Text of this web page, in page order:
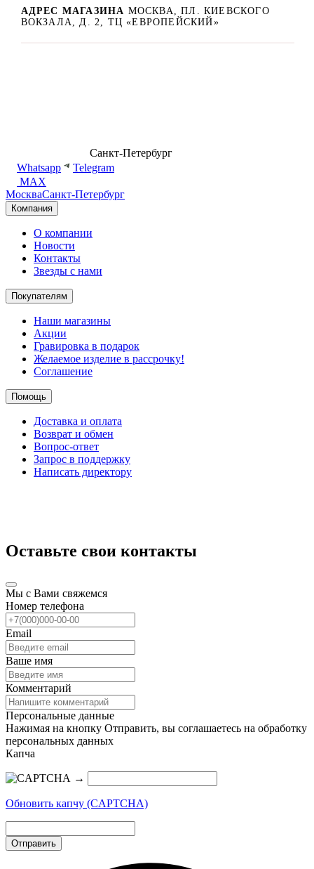
АДРЕС МАГАЗИНА МОСКВА, ПЛ. КИЕВСКОГО
ВОКЗАЛА, Д. 2, ТЦ «ЕВРОПЕЙСКИЙ»
Санкт-Петербург
Whatsapp
Telegram
MAX
МоскваСанкт-Петербург
Компания
О компании
Новости
Контакты
Звезды с нами
Покупателям
Наши магазины
Акции
Гравировка в подарок
Желаемое изделие в рассрочку!
Соглашение
Помощь
Доставка и оплата
Возврат и обмен
Вопрос-ответ
Запрос в поддержку
Написать директору
Оставьте свои контакты
Мы с Вами свяжемся
Номер телефона
Email
Ваше имя
Комментарий
Персональные данные
Нажимая на кнопку Отправить, вы соглашаетесь на обработку
персональных данных
Капча
→
Обновить капчу (CAPTCHA)
Отправить